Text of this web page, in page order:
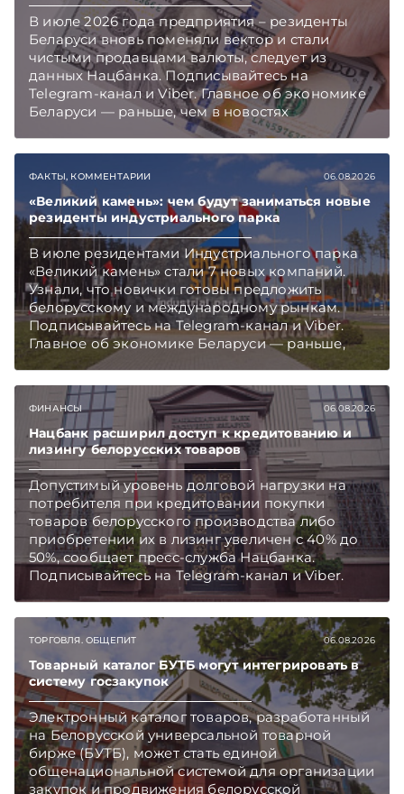
В июле 2026 года предприятия – резиденты
Беларуси вновь поменяли вектор и стали
чистыми продавцами валюты, следует из
данных Нацбанка. Подписывайтесь на
Telegram‑канал и Viber. Главное об экономике
Беларуси — раньше, чем в новостях
ФАКТЫ, КОММЕНТАРИИ 06.08.2026
«Великий камень»: чем будут заниматься новые
резиденты индустриального парка
В июле резидентами Индустриального парка
«Великий камень» стали 7 новых компаний.
Узнали, что новички готовы предложить
белорусскому и международному рынкам.
Подписывайтесь на Telegram‑канал и Viber.
Главное об экономике Беларуси — раньше,
чем в новостях TelegramViber
ФИНАНСЫ 06.08.2026
Нацбанк расширил доступ к кредитованию и
лизингу белорусских товаров
Допустимый уровень долговой нагрузки на
потребителя при кредитовании покупки
товаров белорусского производства либо
приобретении их в лизинг увеличен с 40% до
50%, сообщает пресс-служба Нацбанка.
Подписывайтесь на Telegram‑канал и Viber.
Главное об экономике Беларуси — раньше,
ТОРГОВЛЯ. ОБЩЕПИТ 06.08.2026
Товарный каталог БУТБ могут интегрировать в
систему госзакупок
Электронный каталог товаров, разработанный
на Белорусской универсальной товарной
бирже (БУТБ), может стать единой
общенациональной системой для организации
закупок и продвижения белорусской